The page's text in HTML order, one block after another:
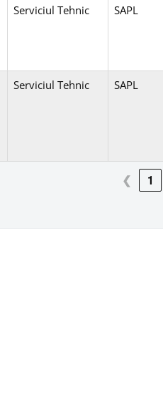
Serviciul Tehnic SAPL
Serviciul Tehnic SAPL
❮ 1